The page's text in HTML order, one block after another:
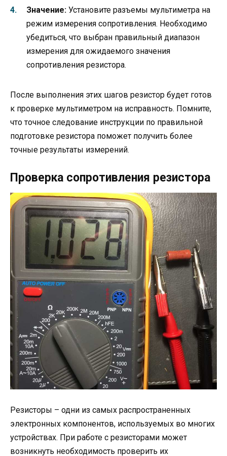
Значение: Установите разъемы мультиметра на
режим измерения сопротивления. Необходимо
убедиться, что выбран правильный диапазон
измерения для ожидаемого значения
сопротивления резистора.
После выполнения этих шагов резистор будет готов
к проверке мультиметром на исправность. Помните,
что точное следование инструкции по правильной
подготовке резистора поможет получить более
точные результаты измерений.
Проверка сопротивления резистора
Резисторы – одни из самых распространенных
электронных компонентов, используемых во многих
устройствах. При работе с резисторами может
возникнуть необходимость проверить их